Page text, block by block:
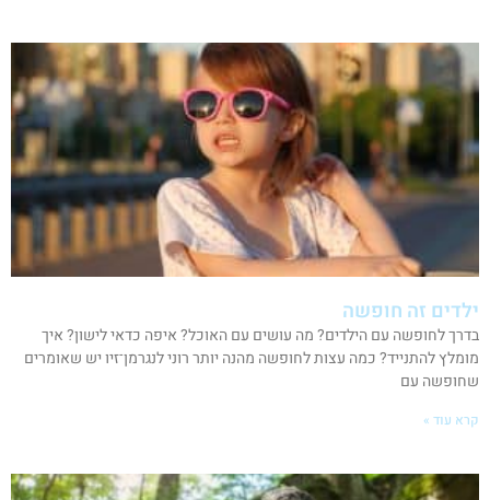
ילדים זה חופשה
בדרך לחופשה עם הילדים? מה עושים עם האוכל? איפה כדאי לישון? איך
מומלץ להתנייד? כמה עצות לחופשה מהנה יותר רוני לנגרמן־זיו יש שאומרים
שחופשה עם
קרא עוד »